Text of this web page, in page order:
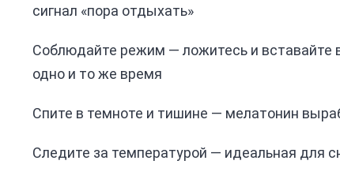
сигнал «пора отдыхать»
Соблюдайте режим — ложитесь и вставайте
одно и то же время
Спите в темноте и тишине — мелатонин
Следите за температурой — идеальная для